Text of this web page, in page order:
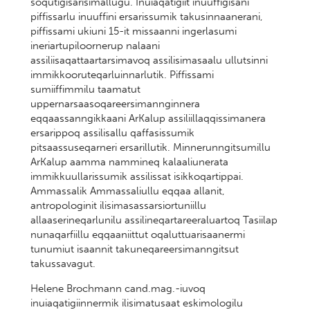
piffissarlu inuuffini ersarissumik takusinnaanerani,
piffissami ukiuni 15-it missaanni ingerlasumi
ineriartupiloornerup nalaani
assiliisaqattaartarsimavoq assilisimasaalu ullutsinni
immikkooruteqarluinnarlutik. Piffissami
sumiiffimmilu taamatut
uppernarsaasoqareersimannginnera
eqqaassanngikkaani ArKalup assiliillaqqissimanera
ersarippoq assilisallu qaffasissumik
pitsaassuseqarneri ersarillutik. Minnerunngitsumillu
ArKalup aamma nammineq kalaaliunerata
immikkuullarissumik assilissat isikkoqartippai.
Ammassalik Ammassaliullu eqqaa allanit,
antropologinit ilisimasassarsiortuniillu
allaaserineqarlunilu assilineqartareeraluartoq Tasiilap
nunaqarfiillu eqqaaniittut oqaluttuarisaanermi
tunumiut isaannit takuneqareersimanngitsut
takussavagut.
Helene Brochmann cand.mag.-iuvoq
inuiaqatigiinnermik ilisimatusaat eskimologilu